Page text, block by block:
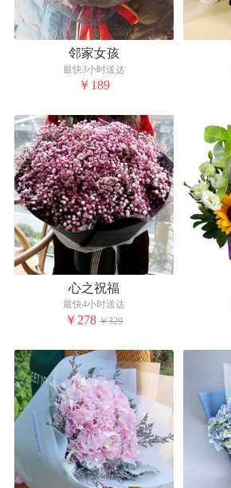
邻家女孩
最快3小时送达
￥189
心之祝福
最快4小时送达
￥278 ￥329